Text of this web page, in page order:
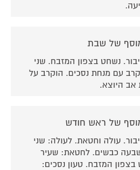
של שבת
נשחט בצפון המזבח. שני
עם מנחת נסכים. הוקרב על
אב היוצא.
של ראש חודש
עולה וחטאת. לעולה: שני
כבשים. לחטאת: שעיר
המזבח. טעון נסכים: